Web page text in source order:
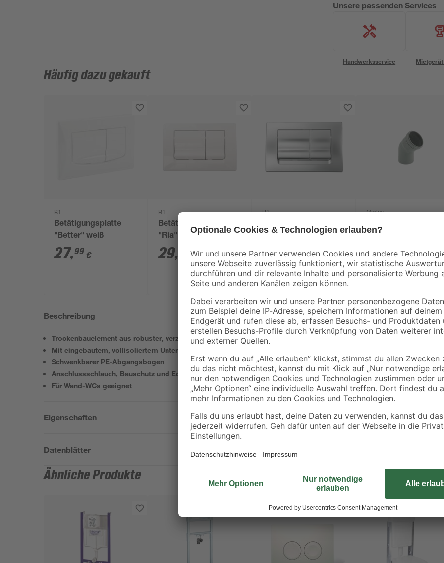
Unsere passenden Services
Handwerksservice
Häufig dazu gekauft
B1
Betätigungsplatte
"Better" weiß
27,99 €
B1
Betätigungsplatte
"Ria" weiß
29, €
B1
"Ria" verchromt matt
36,99 €
Marley
1,79 €
Beschreibung
Trockenbauelement aus robuster, verzinkter Stahlkonstruktion
Mit eingebautem, vollisoliertem Unterputz-Spülkasten
Schwenkbarer PE-Abgangsbogen
Anschlussschlauch, Bauschutz und Eckventil beiliegend
Für Wand-WCs geeignet
Das Vorwand-Montageelement
Stahlkonstruktion, einem
Anschlussgarnitur. Die
Beiliegend finden Sie das
Eigenschaften
Datenblätter
Ähnliche Produkte
Bestseller